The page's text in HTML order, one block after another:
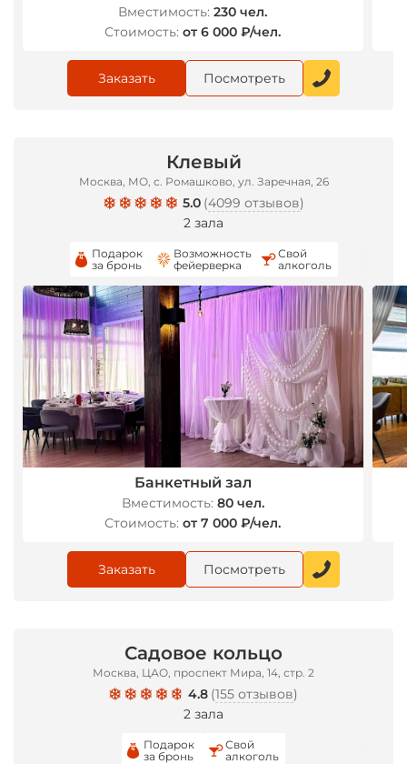
Вместимость: 230 чел.
Стоимость: от 6 000 ₽/чел.
Заказать Посмотреть
Клевый
Москва, МО, с. Ромашково, ул. Заречная, 26
5.0 (4099 отзывов)
2 зала
Подарок
за бронь
Возможность
фейерверка
Свой
алкоголь
Банкетный зал
Вместимость: 80 чел.
Стоимость: от 7 000 ₽/чел.
Заказать Посмотреть
Садовое кольцо
Москва, ЦАО, проспект Мира, 14, стр. 2
4.8 (155 отзывов)
2 зала
Подарок
за бронь
Свой
алкоголь